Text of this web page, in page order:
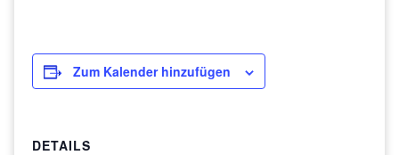
Zum Kalender hinzufügen
DETAILS